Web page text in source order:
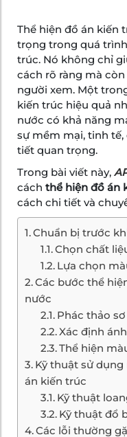
Thể hiện đồ án kiến
trọng trong quá
trúc. Nó không chỉ
cách rõ ràng mà
người xem. Một
kiến trúc hiệu quả
nước có khả năng
sự mềm mại, tinh
tiết quan trọng.
Trong bài viết này,
cách thể hiện đồ án
cách chi tiết và
Chuẩn bị trước
Chọn chất
Lựa chọn
Các bước thể
nước
Phác thảo
Xác định
Thể hiện
Kỹ thuật sử
án kiến trúc
Kỹ thuật
Kỹ thuật đổ
Các lỗi thường